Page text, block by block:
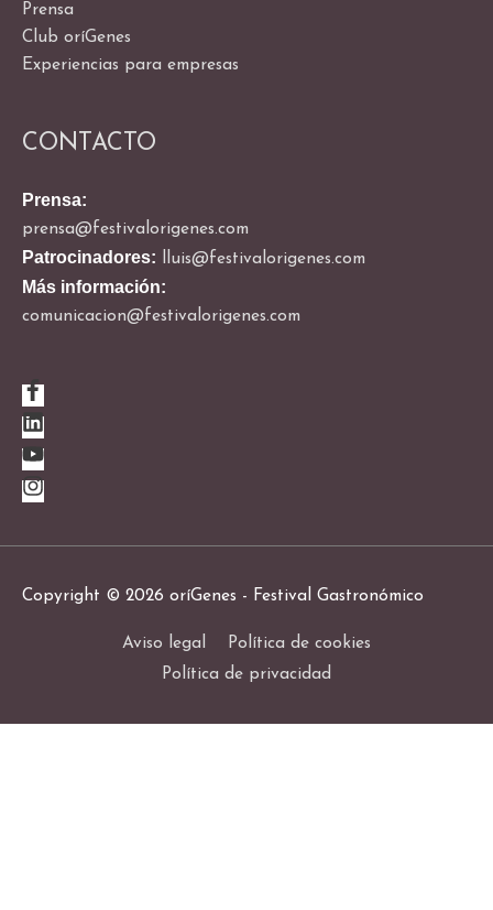
Prensa
Club oríGenes
Experiencias para empresas
CONTACTO
Prensa:
prensa@festivalorigenes.com
Patrocinadores: lluis@festivalorigenes.com
Más información:
comunicacion@festivalorigenes.com
Copyright © 2026 oríGenes - Festival Gastronómico
Aviso legal
Política de cookies
Política de privacidad